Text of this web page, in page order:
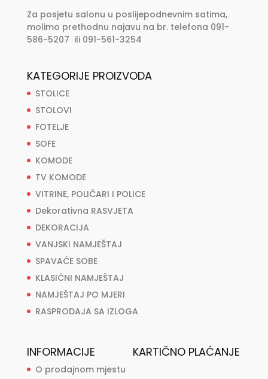
Za posjetu salonu u poslijepodnevnim satima,
molimo prethodnu najavu na br. telefona 091-
586-5207 ili 091-561-3254
KATEGORIJE PROIZVODA
STOLICE
STOLOVI
FOTELJE
SOFE
KOMODE
TV KOMODE
VITRINE, POLIČARI I POLICE
Dekorativna RASVJETA
DEKORACIJA
VANJSKI NAMJEŠTAJ
SPAVAĆE SOBE
KLASIČNI NAMJEŠTAJ
NAMJEŠTAJ PO MJERI
RASPRODAJA SA IZLOGA
INFORMACIJE
O prodajnom mjestu
KARTIČNO PLAĆANJE